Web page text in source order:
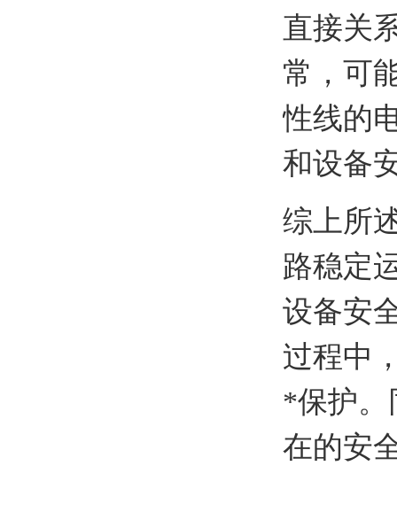
直接关
常，可
性线的
和设备
综上所
路稳定
设备安
过程中
*保护。
在的安